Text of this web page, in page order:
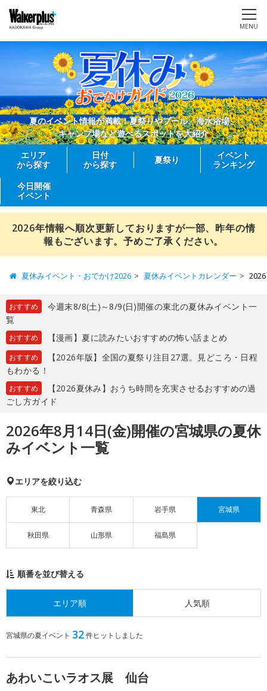
MENU
夏のイベント情報が満載！夏祭りやプール、海水浴場、
キャンプ場など遊べるスポットを大紹介
エリア
から探す
日付
から探す
夏祭り
イベント
ランキング
今日開催
イベント
2026年情報へ順次更新しておりますが一部、昨年の情
報もございます。予めご了承ください。
夏休みイベント・おでかけ2026 夏休みイベントカレンダー
おすすめ
今週末8/8(土)～8/9(日)開催の東北の夏休みイベント一
覧
おすすめ 【漫画】夏に読みたいおすすめの怖い話まとめ
おすすめ
【2026年版】全国の夏祭り注目27選。見どころ・日程
もわかる！
おすすめ
【2026夏休み】おうち時間を充実させるおすすめの過
ごし方ガイド
2026年8月14日(金)開催の宮城県の夏休
みイベント一覧
エリアを絞り込む
東北 青森県 岩手県 宮城県
秋田県 山形県 福島県
順番を並び替える
エリア順 人気順
宮城県の夏イベント 32件ヒットしました
あわいこいラオス展 仙台